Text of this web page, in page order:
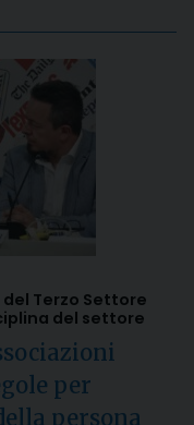
Terzo Settore
del settore
per
persona